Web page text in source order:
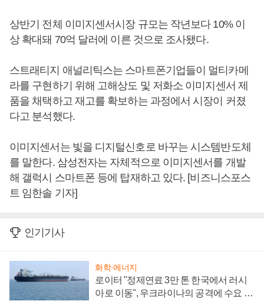
상반기 전체 이미지센서시장 규모는 작년보다 10% 이
상 확대돼 70억 달러에 이른 것으로 조사됐다.
스트래티지 애널리틱스는 스마트폰기업들이 멀티카메
라를 구현하기 위해 고해상도 및 저화소 이미지센서 제
품을 채택하고 재고를 확보하는 과정에서 시장이 커졌
다고 분석했다.
이미지센서는 빛을 디지털신호로 바꾸는 시스템반도체
를 말한다. 삼성전자는 자체적으로 이미지센서를 개발
해 갤럭시 스마트폰 등에 탑재하고 있다. [비즈니스포스
트 임한솔 기자]
인기기사
화학·에너지
로이터 "정제연료 3만 톤 한국에서 러시
아로 이동", 우크라이나의 공격에 수요 늘